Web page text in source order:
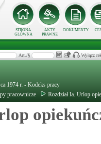
STRONA
GŁÓWNA
AKTY
PRAWNE
DOKUMENTY
Art./§ Wyłącz
1974 r. - Kodeks pracy
pracownicze Rozdział Ia. Urlop